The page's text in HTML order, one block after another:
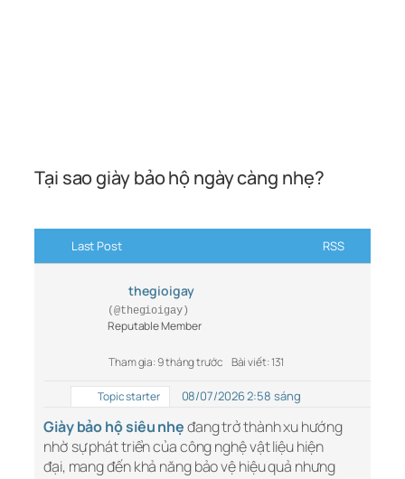
Tại sao giày bảo hộ ngày càng nhẹ?
Last Post RSS
thegioigay
(@thegioigay)
Reputable Member
Tham gia: 9 tháng trước Bài viết: 131
Topic starter 08/07/2026 2:58 sáng
Giày bảo hộ siêu nhẹđang trở thành xu hướng
nhờ sự phát triển của công nghệ vật liệu hiện
đại, mang đến khả năng bảo vệ hiệu quả nhưng